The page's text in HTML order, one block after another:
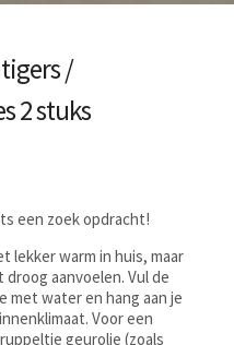
/
2 stuks
een zoek opdracht!
lekker warm in huis, maar
aanvoelen. Vul de
water en hang aan je
Voor een
geurolie (zoals